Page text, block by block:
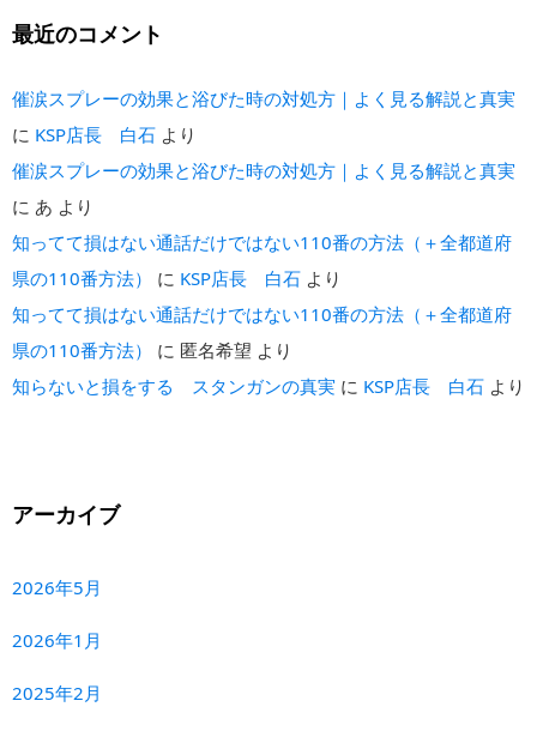
最近のコメント
催涙スプレーの効果と浴びた時の対処方｜よく見る解説と真実
に KSP店長 白石 より
催涙スプレーの効果と浴びた時の対処方｜よく見る解説と真実
に あ より
知ってて損はない通話だけではない110番の方法（＋全都道府
県の110番方法）
に KSP店長 白石 より
知ってて損はない通話だけではない110番の方法（＋全都道府
県の110番方法）
に 匿名希望 より
知らないと損をする スタンガンの真実 に KSP店長 白石 より
アーカイブ
2026年5月
2026年1月
2025年2月